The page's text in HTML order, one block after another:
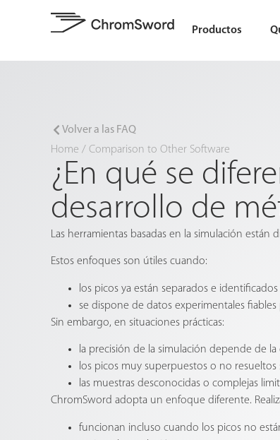
Productos
Volver a las FAQ
Home / Comparison to Other Software
¿En qué se
desarrollo de
Las herramientas basadas en la simulación están
Estos enfoques son útiles cuando:
los picos ya están separados e identificados
se dispone de datos experimentales fiables
Sin embargo, en situaciones prácticas:
la precisión de la simulación depende de
los picos muy superpuestos o no
las muestras desconocidas o complejas
ChromSword adopta un enfoque diferente.
funcionan incluso cuando los picos no